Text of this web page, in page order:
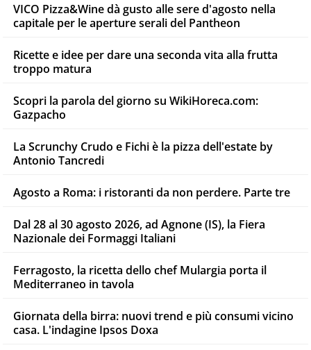
VICO Pizza&Wine dà gusto alle sere d'agosto nella
capitale per le aperture serali del Pantheon
Ricette e idee per dare una seconda vita alla frutta
troppo matura
Scopri la parola del giorno su WikiHoreca.com:
Gazpacho
La Scrunchy Crudo e Fichi è la pizza dell'estate by
Antonio Tancredi
Agosto a Roma: i ristoranti da non perdere. Parte tre
Dal 28 al 30 agosto 2026, ad Agnone (IS), la Fiera
Nazionale dei Formaggi Italiani
Ferragosto, la ricetta dello chef Mulargia porta il
Mediterraneo in tavola
Giornata della birra: nuovi trend e più consumi vicino
casa. L'indagine Ipsos Doxa